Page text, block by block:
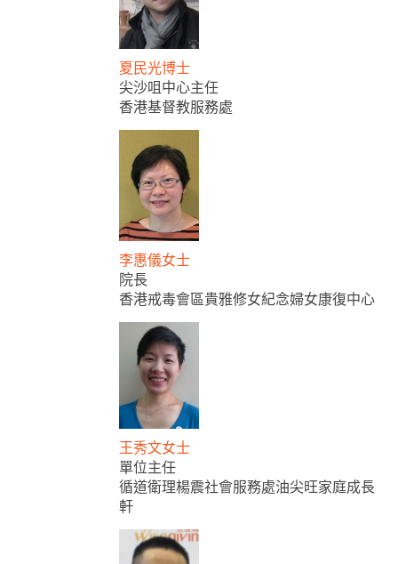
夏民光博士
尖沙咀中心主任
香港基督教服務處
李惠儀女士
院長
香港戒毒會區貴雅修女紀念婦女康復中心
王秀文女士
單位主任
循道衛理楊震社會服務處油尖旺家庭成長
軒